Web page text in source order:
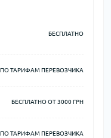
БЕСПЛАТНО
ПО ТАРИФАМ ПЕРЕВОЗЧИКА
БЕСПЛАТНО ОТ 3000 ГРН
ПО ТАРИФАМ ПЕРЕВОЗЧИКА